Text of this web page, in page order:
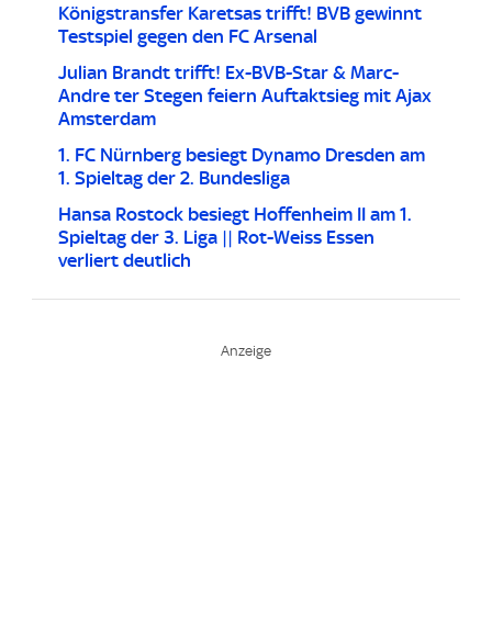
Königstransfer Karetsas trifft! BVB gewinnt
Testspiel gegen den FC Arsenal
Julian Brandt trifft! Ex-BVB-Star & Marc-
Andre ter Stegen feiern Auftaktsieg mit Ajax
Amsterdam
1. FC Nürnberg besiegt Dynamo Dresden am
1. Spieltag der 2. Bundesliga
Hansa Rostock besiegt Hoffenheim II am 1.
Spieltag der 3. Liga || Rot-Weiss Essen
verliert deutlich